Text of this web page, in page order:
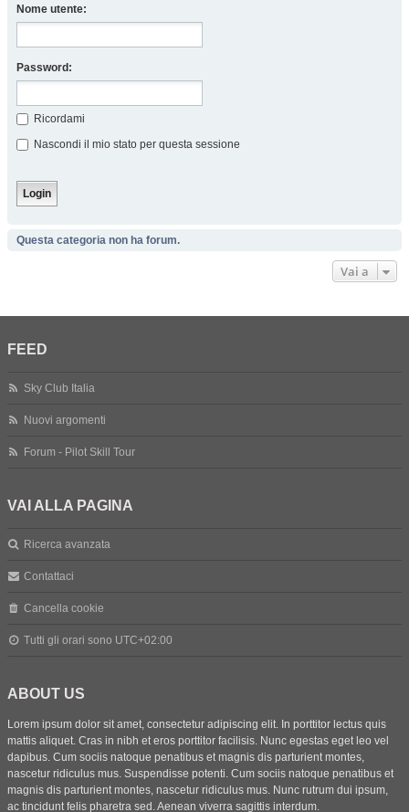
Nome utente:
Password:
Ricordami
Nascondi il mio stato per questa sessione
Questa categoria non ha forum.
Vai a
FEED
Sky Club Italia
Nuovi argomenti
Forum - Pilot Skill Tour
VAI ALLA PAGINA
Ricerca avanzata
Contattaci
Cancella cookie
Tutti gli orari sono UTC+02:00
ABOUT US
Lorem ipsum dolor sit amet, consectetur adipiscing elit. In porttitor lectus quis
mattis aliquet. Cras in nibh et eros porttitor facilisis. Nunc egestas eget leo vel
dapibus. Cum sociis natoque penatibus et magnis dis parturient montes,
nascetur ridiculus mus. Suspendisse potenti. Cum sociis natoque penatibus et
magnis dis parturient montes, nascetur ridiculus mus. Nunc rutrum dui ipsum,
ac tincidunt felis pharetra sed. Aenean viverra sagittis interdum.